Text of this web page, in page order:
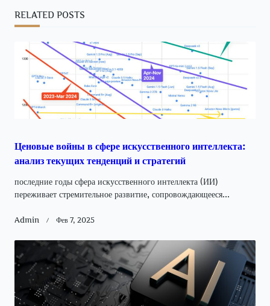
reader-
text">Page</span>
RELATED POSTS
Ценовые войны в сфере искусственного интеллекта:
анализ текущих тенденций и стратегий
последние годы сфера искусственного интеллекта (ИИ)
переживает стремительное развитие, сопровождающееся...
Admin Фев 7, 2025